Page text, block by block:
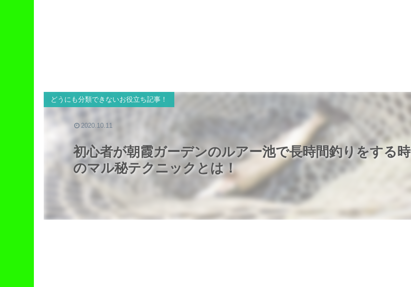
初心者が朝霞ガーデンのルアー池で長時間釣りをする時
のマル秘テクニックとは！
どうにも分類できないお役立ち記事！
2020.10.11